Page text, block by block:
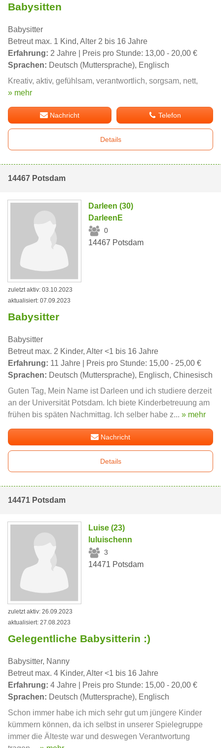
Babysitten
Babysitter
Betreut max. 1 Kind, Alter 2 bis 16 Jahre
Erfahrung: 2 Jahre | Preis pro Stunde: 13,00 - 20,00 €
Sprachen: Deutsch (Muttersprache), Englisch
Kreativ, aktiv, gefühlsam, verantwortlich, sorgsam, nett,
» mehr
Nachricht Telefon
Details
14467 Potsdam
Darleen (30)
DarleenE
0
14467 Potsdam
zuletzt aktiv: 03.10.2023
aktualisiert: 07.09.2023
Babysitter
Babysitter
Betreut max. 2 Kinder, Alter <1 bis 16 Jahre
Erfahrung: 11 Jahre | Preis pro Stunde: 15,00 - 25,00 €
Sprachen: Deutsch (Muttersprache), Englisch, Chinesisch
Guten Tag, Mein Name ist Darleen und ich studiere derzeit
an der Universität Potsdam. Ich biete Kinderbetreuung am
frühen bis späten Nachmittag. Ich selber habe z... » mehr
Nachricht
Details
14471 Potsdam
Luise (23)
luluischenn
3
14471 Potsdam
zuletzt aktiv: 26.09.2023
aktualisiert: 27.08.2023
Gelegentliche Babysitterin :)
Babysitter, Nanny
Betreut max. 4 Kinder, Alter <1 bis 16 Jahre
Erfahrung: 4 Jahre | Preis pro Stunde: 15,00 - 20,00 €
Sprachen: Deutsch (Muttersprache), Englisch
Schon immer habe ich mich sehr gut um jüngere Kinder
kümmern können, da ich selbst in unserer Spielegruppe
immer die Älteste war und deswegen Verantwortung